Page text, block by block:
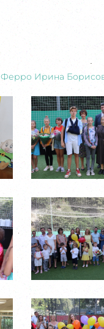
Ферро Ирина